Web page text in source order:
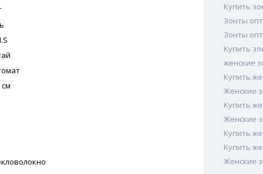
см
Купить
Зонты
Зонты
Купить
женские
Купить
Женские
Купить
Женские
Купить
Купить
Женские